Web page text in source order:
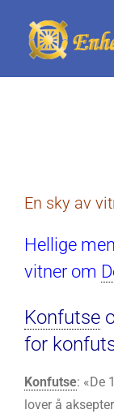
content
En sky av
Hellige
vitner om
Konfutse
for
Konfutse: «De
lover å